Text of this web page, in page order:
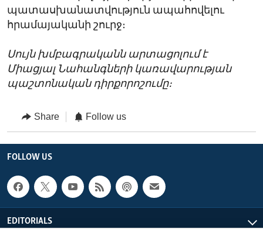
պատասխանատվություն ապահովելու
հրամայականի շուրջ։
Սույն խմբագրականն արտացոլում է
Միացյալ Նահանգների կառավարության
պաշտոնական դիրքորոշումը։
Share Follow us
FOLLOW US
EDITORIALS